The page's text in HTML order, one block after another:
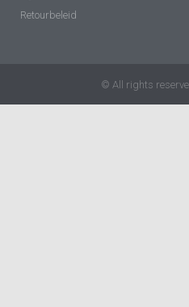
Retourbeleid
© All rights